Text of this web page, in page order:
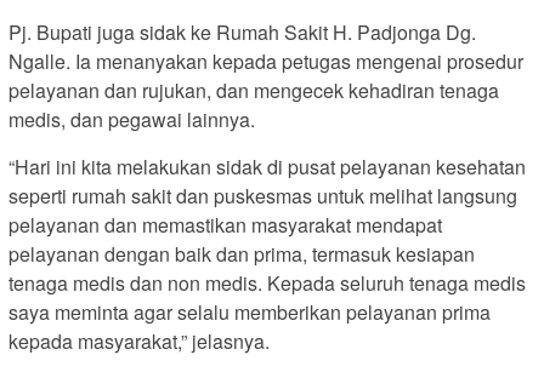
Pj. Bupati juga sidak ke Rumah Sakit H. Padjonga Dg.
Ngalle. Ia menanyakan kepada petugas mengenai prosedur
pelayanan dan rujukan, dan mengecek kehadiran tenaga
medis, dan pegawai lainnya.
“Hari ini kita melakukan sidak di pusat pelayanan kesehatan
seperti rumah sakit dan puskesmas untuk melihat langsung
pelayanan dan memastikan masyarakat mendapat
pelayanan dengan baik dan prima, termasuk kesiapan
tenaga medis dan non medis. Kepada seluruh tenaga medis
saya meminta agar selalu memberikan pelayanan prima
kepada masyarakat,” jelasnya.